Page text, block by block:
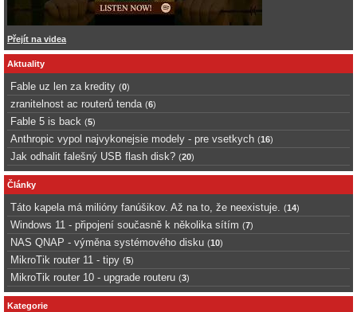
Přejít na videa
Aktuality
Fable uz len za kredity (0)
zranitelnost ac routerů tenda (6)
Fable 5 is back (5)
Anthropic vypol najvykonejsie modely - pre vsetkych (16)
Jak odhalit falešný USB flash disk? (20)
Články
Táto kapela má milióny fanúšikov. Až na to, že neexistuje. (14)
Windows 11 - připojení současně k několika sítím (7)
NAS QNAP - výměna systémového disku (10)
MikroTik router 11 - tipy (5)
MikroTik router 10 - upgrade routeru (3)
Kategorie